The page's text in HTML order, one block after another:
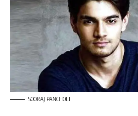
SOORAJ PANCHOLI